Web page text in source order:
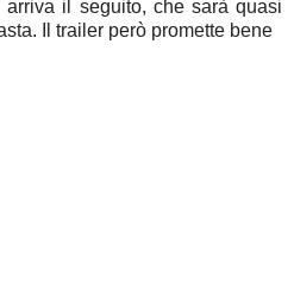
il seguito, che sarà quasi
Il trailer però promette bene